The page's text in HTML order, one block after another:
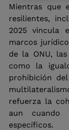
Mientras que
resilientes,
2025 vincula
marcos
de la ONU,
como la
prohibición
refuerza la
aun cuando
específicos.